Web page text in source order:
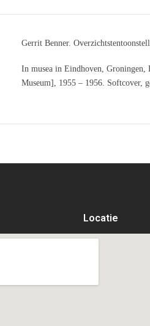
Gerrit Benner.
In musea in Eindhoven, Groningen,
Museum], 1955 – 1956. Softcover,
Locatie